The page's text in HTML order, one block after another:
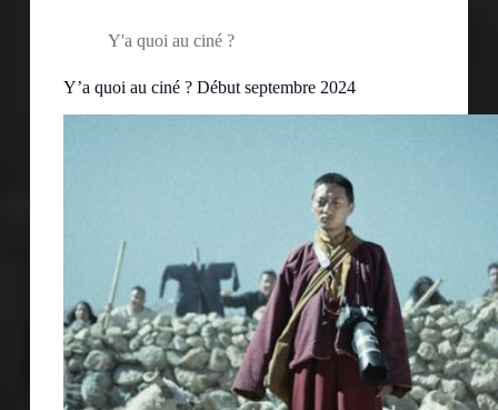
Y'a quoi au ciné ?
Y’a quoi au ciné ? Début septembre 2024